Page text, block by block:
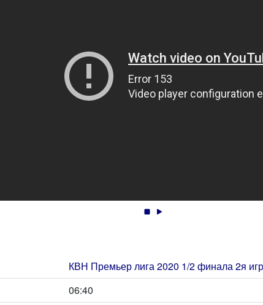
КВН Премьер лига 2020 1/2 финала 2я
06:40